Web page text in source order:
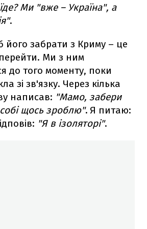
Ми "вже – Україна", а
.
його забрати з Криму – це
перейти. Ми з ним
до того моменту, поки
зі зв'язку. Через кілька
написав: "Мамо, забери
щось зроблю". Я питаю:
"Я в ізоляторі".